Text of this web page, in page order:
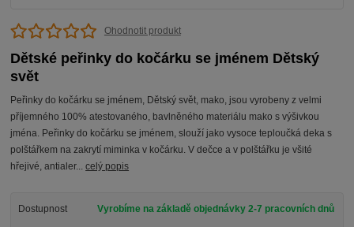
Ohodnotit produkt
Dětské peřinky do kočárku se jménem Dětský
svět
Peřinky do kočárku se jménem, Dětský svět, mako, jsou vyrobeny z velmi
příjemného 100% atestovaného, bavlněného materiálu mako s výšivkou
jména. Peřinky do kočárku se jménem, slouží jako vysoce teploučká deka s
polštářkem na zakrytí miminka v kočárku. V dečce a v polštářku je všité
hřejivé, antialer...celý popis
Dostupnost Vyrobíme na základě objednávky 2-7 pracovních dnů